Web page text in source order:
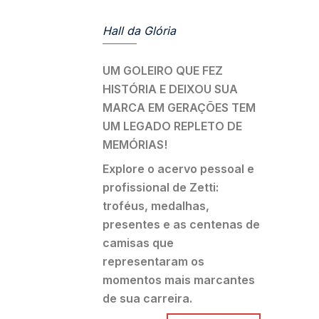
Hall da Glória
UM GOLEIRO QUE FEZ
HISTÓRIA E DEIXOU SUA
MARCA EM GERAÇÕES TEM
UM LEGADO REPLETO DE
MEMÓRIAS!
Explore o acervo pessoal e
profissional de Zetti:
troféus, medalhas,
presentes e as centenas de
camisas que
representaram os
momentos mais marcantes
de sua carreira.